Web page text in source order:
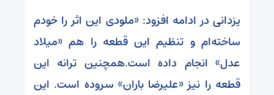
یزدانی در ادامه افزود: «ملودی این اثر را خودم
ساخته‌ام و تنظیم این قطعه را هم «میلاد
عدل» انجام داده است.همچنین ترانه این
قطعه را نیز «علیرضا باران» سروده است. این